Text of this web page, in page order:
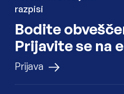
razpisi
Bodite
Prijavite se na
Prijava na e-novice